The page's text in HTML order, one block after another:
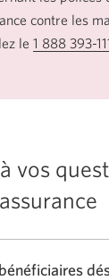
contre les
le 1 888 393-
vos